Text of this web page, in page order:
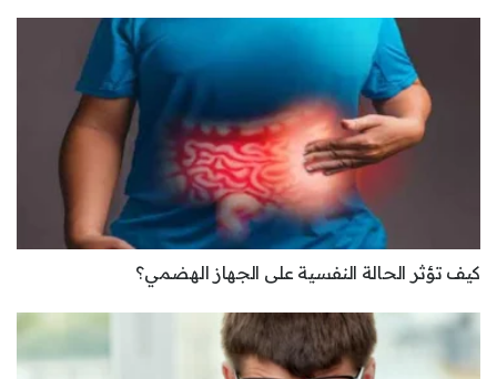
كيف تؤثر الحالة النفسية على الجهاز الهضمي؟